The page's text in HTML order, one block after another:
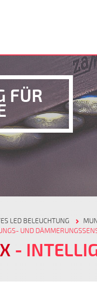
FÜR
LED BELEUCHTUNG
UND
X -